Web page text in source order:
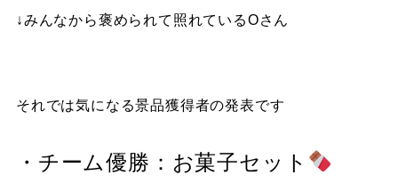
↓みんなから褒められて照れているOさん
それでは気になる景品獲得者の発表です
・チーム優勝：お菓子セット